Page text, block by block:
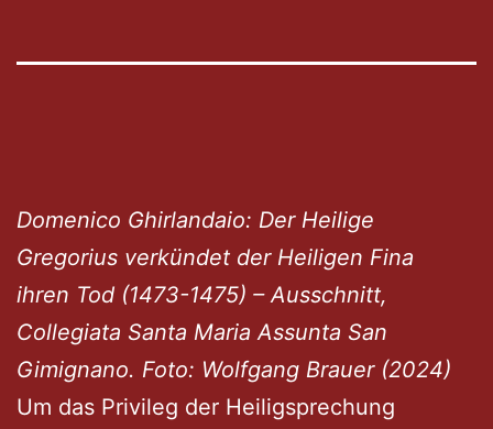
Domenico Ghirlandaio: Der Heilige
Gregorius verkündet der Heiligen Fina
ihren Tod (1473-1475) – Ausschnitt,
Collegiata Santa Maria Assunta San
Gimignano. Foto: Wolfgang Brauer (2024)
Um das Privileg der Heiligsprechung